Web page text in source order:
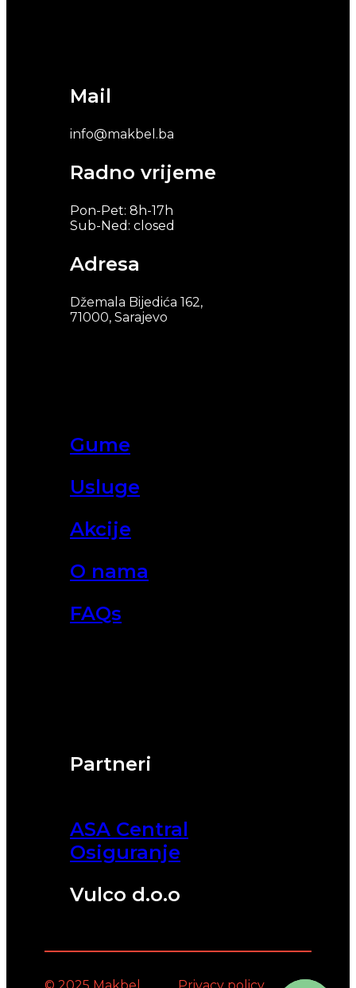
Partneri
ASA Central
Osiguranje
Vulco d.o.o
Gume
Usluge
Akcije
O nama
FAQs
Mail
info@makbel.ba
Radno vrijeme
Pon-Pet: 8h-17h
Sub-Ned: closed
Adresa
Džemala Bijedića 162,
71000, Sarajevo